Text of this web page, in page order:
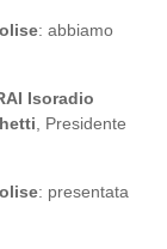
: abbiamo
Isoradio
, Presidente
: presentata